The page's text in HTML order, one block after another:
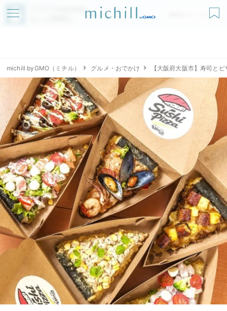
アプリでmichillが
無料ダウンロード
michill byGMO（ミチル） グルメ・おでかけ 【大阪府大阪市】寿司と